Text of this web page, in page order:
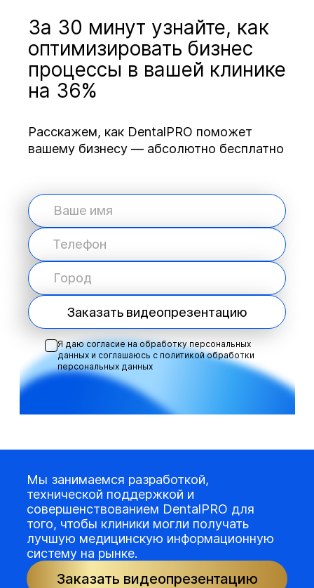
За 30 минут узнайте, как
оптимизировать бизнес
процессы в вашей клинике
на 36%
Расскажем, как DentalPRO поможет
вашему бизнесу — абсолютно бесплатно
Заказать видеопрезентацию
Я даю согласие на обработку персональных
данных и соглашаюсь с политикой обработки
персональных данных
Мы занимаемся разработкой,
технической поддержкой и
совершенствованием DentalPRO для
того, чтобы клиники могли получать
лучшую медицинскую информационную
систему на рынке.
Заказать видеопрезентацию